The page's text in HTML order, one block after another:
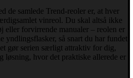
de samlede Trend-reoler er, at hver
vinreol. Du skal altså ikke
eller forvirrende manualer – reolen er
yndlingsflasker, så snart du har fundet
gør serien særligt attraktiv for dig,
løsning, hvor det praktiske allerede er